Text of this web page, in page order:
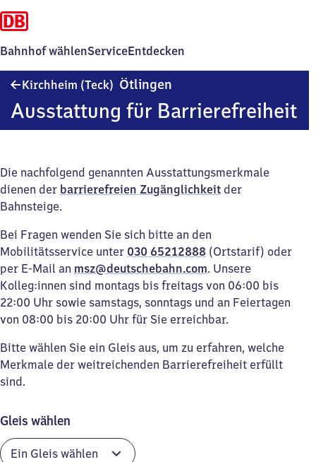
Bahnhof wählenServiceEntdecken
Kirchheim (Teck) Ötlingen
Ötlingen
Ausstattung für Barrierefreiheit
Die nachfolgend genannten Ausstattungsmerkmale
dienen der barrierefreien Zugänglichkeit der
Bahnsteige.
Bei Fragen wenden Sie sich bitte an den
Mobilitätsservice unter 030 65212888 (Ortstarif) oder
per E-Mail an msz@deutschebahn.com. Unsere
Kolleg:innen sind montags bis freitags von 06:00 bis
22:00 Uhr sowie samstags, sonntags und an Feiertagen
von 08:00 bis 20:00 Uhr für Sie erreichbar.
Bitte wählen Sie ein Gleis aus, um zu erfahren, welche
Merkmale der weitreichenden Barrierefreiheit erfüllt
sind.
Gleis wählen